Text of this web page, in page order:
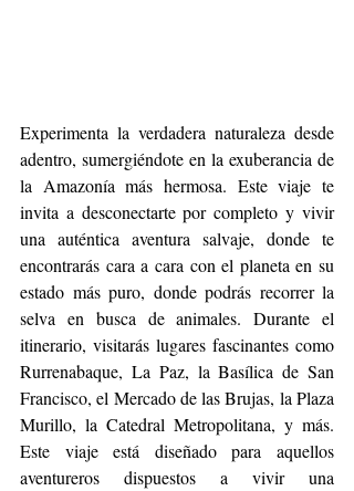
Experimenta la verdadera naturaleza desde
adentro, sumergiéndote en la exuberancia de
la Amazonía más hermosa. Este viaje te
invita a desconectarte por completo y vivir
una auténtica aventura salvaje, donde te
encontrarás cara a cara con el planeta en su
estado más puro, donde podrás recorrer la
selva en busca de animales. Durante el
itinerario, visitarás lugares fascinantes como
Rurrenabaque, La Paz, la Basílica de San
Francisco, el Mercado de las Brujas, la Plaza
Murillo, la Catedral Metropolitana, y más.
Este viaje está diseñado para aquellos
aventureros dispuestos a vivir una